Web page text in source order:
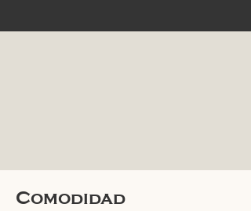
Comodidad